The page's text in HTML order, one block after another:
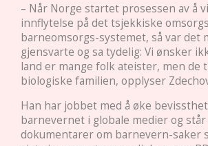
– Når Norge startet prosessen av å
innflytelse på det tsjekkiske
barneomsorgs-systemet, så var det
gjensvarte og sa tydelig: Vi ønsker
land er mange folk ateister, men de
biologiske familien, opplyser
Han har jobbet med å øke
barnevernet i globale medier og
dokumentarer om barnevern-saker